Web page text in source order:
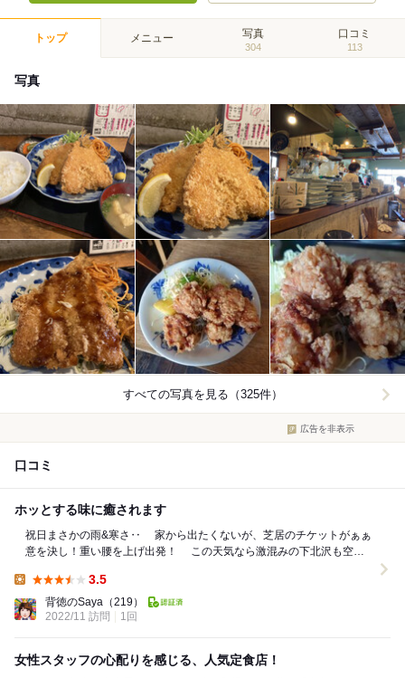
トップ メニュー 写真
304
口コミ
113
写真
すべての写真を見る（325件）
広告を非表示
口コミ
ホッとする味に癒されます
祝日まさかの雨&寒さ‥ 家から出たくないが、芝居のチケットがぁぁ
意を決し！重い腰を上げ出発！ この天気なら激混みの下北沢も空い
3.5
背徳のSaya （219）
2022/11 訪問
1回
女性スタッフの心配りを感じる、人気定食店！